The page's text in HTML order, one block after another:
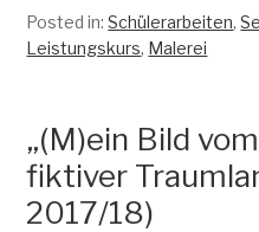
Posted in:Schülerarbeiten,
Leistungskurs, Malerei
„(M)ein Bild
fiktiver
2017/18)